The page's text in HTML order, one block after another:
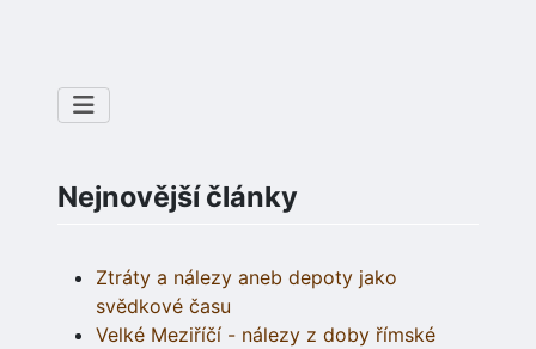
Nejnovější články
Ztráty a nálezy aneb depoty jako
svědkové času
Velké Meziříčí - nálezy z doby římské